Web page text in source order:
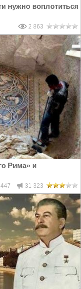
нужно воплотиться
2 863
Рима» и
31 323